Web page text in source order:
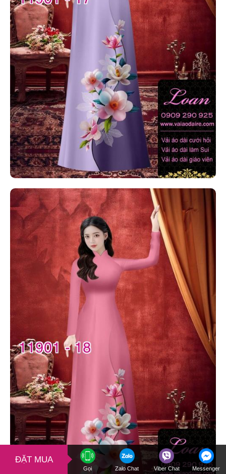
ĐẶT MUA
Gọi Zalo Chat Viber Chat Messenger